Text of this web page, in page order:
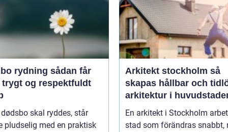
sådan får
trygt og respektfuldt
skal ryddes, står
pludselig med en praktisk
Arkitekt stockholm så
skapas hållbar och
arkitektur i
En arkitekt i Stockholm
stad som förändras snabbt,